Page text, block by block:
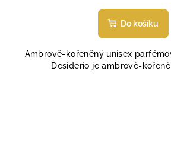
hodnocení
produktu
z
5
Do košíku
Ambrově-kořeněný unisex
Desiderio je ambrově-